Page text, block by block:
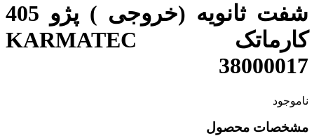
شفت ثانویه (خروجی ) پژو 405
کارماتک KARMATEC
38000017
ناموجود
مشخصات محصول